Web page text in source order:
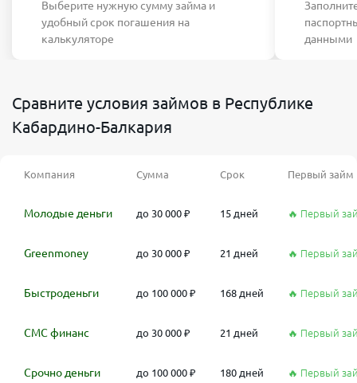
Выберите нужную сумму займа и
удобный срок погашения на
калькуляторе
данными
Сравните условия займов в Республике
Кабардино-Балкария
Компания Сумма Срок Первый займ
Молодые деньги до 30 000 ₽ 15 дней 🔥 Первый
Greenmoney до 30 000 ₽ 21 дней 🔥 Первый
Быстроденьги до 100 000 ₽ 168 дней 🔥 Первый
СМС финанс до 30 000 ₽ 21 дней 🔥 Первый
Срочно деньги до 100 000 ₽ 180 дней 🔥 Первый